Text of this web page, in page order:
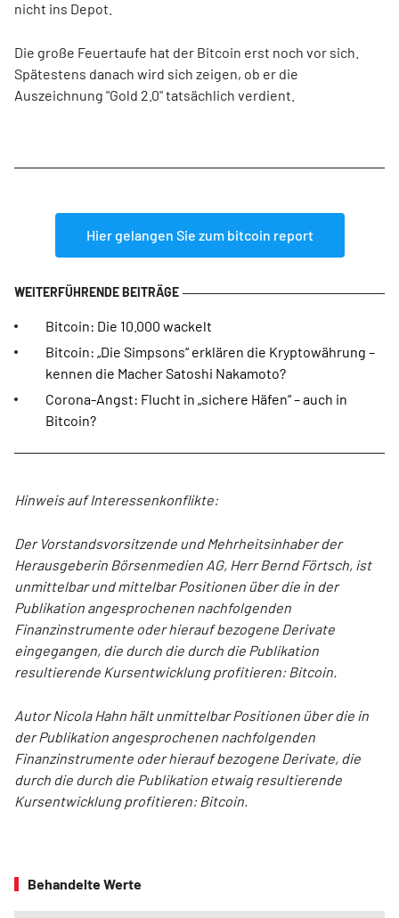
nicht ins Depot.
Die große Feuertaufe hat der Bitcoin erst noch vor sich.
Spätestens danach wird sich zeigen, ob er die
Auszeichnung "Gold 2.0" tatsächlich verdient.
Hier gelangen Sie zum bitcoin report
Bitcoin: Die 10.000 wackelt
Bitcoin: „Die Simpsons“ erklären die Kryptowährung –
kennen die Macher Satoshi Nakamoto?
Corona-Angst: Flucht in „sichere Häfen“ – auch in
Bitcoin?
Hinweis auf Interessenkonflikte:
Der Vorstandsvorsitzende und Mehrheitsinhaber der
Herausgeberin Börsenmedien AG, Herr Bernd Förtsch, ist
unmittelbar und mittelbar Positionen über die in der
Publikation angesprochenen nachfolgenden
Finanzinstrumente oder hierauf bezogene Derivate
eingegangen, die durch die durch die Publikation
resultierende Kursentwicklung profitieren: Bitcoin.
Autor Nicola Hahn hält unmittelbar Positionen über die in
der Publikation angesprochenen nachfolgenden
Finanzinstrumente oder hierauf bezogene Derivate, die
durch die durch die Publikation etwaig resultierende
Kursentwicklung profitieren: Bitcoin.
Behandelte Werte